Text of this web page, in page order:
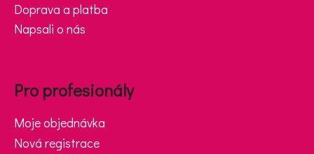
Doprava a platba
Napsali o nás
Pro profesionály
Moje objednávka
Nová registrace